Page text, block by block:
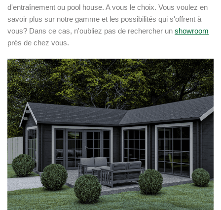
d'entraînement ou pool house. A vous le choix. Vous voulez en
savoir plus sur notre gamme et les possibilités qui s'offrent à
vous? Dans ce cas, n'oubliez pas de rechercher un showroom
près de chez vous.